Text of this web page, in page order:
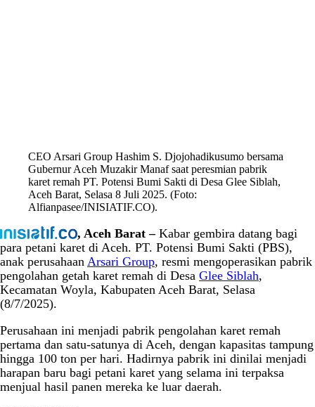
CEO Arsari Group Hashim S. Djojohadikusumo bersama
Gubernur Aceh Muzakir Manaf saat peresmian pabrik
karet remah PT. Potensi Bumi Sakti di Desa Glee Siblah,
Aceh Barat, Selasa 8 Juli 2025. (Foto:
Alfianpasee/INISIATIF.CO).
, Aceh Barat –Kabar gembira datang bagi
para petani karet di Aceh. PT. Potensi Bumi Sakti (PBS),
anak perusahaan Arsari Group, resmi mengoperasikan pabrik
pengolahan getah karet remah di Desa Glee Siblah,
Kecamatan Woyla, Kabupaten Aceh Barat, Selasa
(8/7/2025).
Perusahaan ini menjadi pabrik pengolahan karet remah
pertama dan satu-satunya di Aceh, dengan kapasitas tampung
hingga 100 ton per hari. Hadirnya pabrik ini dinilai menjadi
harapan baru bagi petani karet yang selama ini terpaksa
menjual hasil panen mereka ke luar daerah.